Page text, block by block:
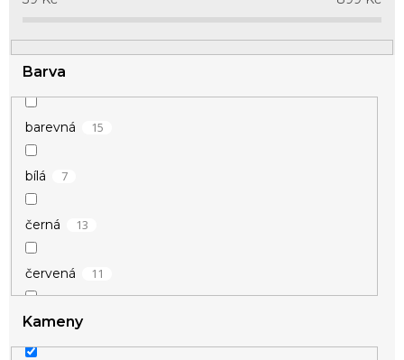
t
ů Barva
barevná 15
bílá 7
černá 13
červená 11
fialová 12
Kameny